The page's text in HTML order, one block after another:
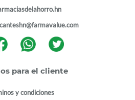
para el cliente
y condiciones